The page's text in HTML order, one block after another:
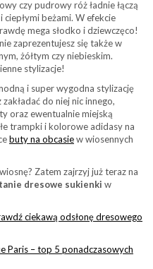
czy pudrowy róż ładnie łączą
ciepłymi beżami. W efekcie
mega słodko i dziewczęco!
zaprezentujesz się także w
żółtym czy niebieskim.
stylizacje!
i super wygodna stylizację
do niej nic innego,
oraz ewentualnie miejską
trampki i kolorowe adidasy na
buty na obcasiew wiosennych
Zatem zajrzyj już teraz na
tanie dresowe sukienki w
ciekawą odsłonę dresowego
Paris – top 5 ponadczasowych